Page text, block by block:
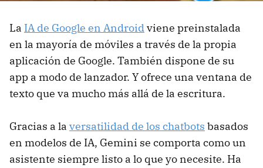
La IA de Google en Androidviene preinstalada
en la mayoría de móviles a través de la propia
aplicación de Google. También dispone de su
app a modo de lanzador. Y ofrece una ventana de
texto que va mucho más allá de la escritura.
Gracias a la versatilidad de los chatbots basados
en modelos de IA, Gemini se comporta como un
asistente siempre listo a lo que yo necesite. Ha